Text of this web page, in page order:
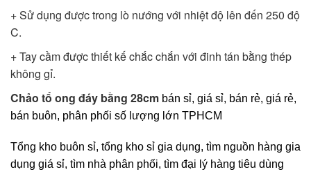
+ Sử dụng được trong lò nướng với nhiệt độ lên đến 250 độ
C.
+ Tay cầm được thiết kế chắc chắn với đinh tán bằng thép
không gỉ.
Chảo tổ ong đáy bằng 28cm bán sỉ, giá sỉ, bán rẻ, giá rẻ,
bán buôn, phân phối số lượng lớn TPHCM
Tổng kho buôn sỉ, tổng kho sỉ gia dụng, tìm nguồn hàng gia
dụng giá sỉ, tìm nhà phân phối, tìm đại lý hàng tiêu dùng